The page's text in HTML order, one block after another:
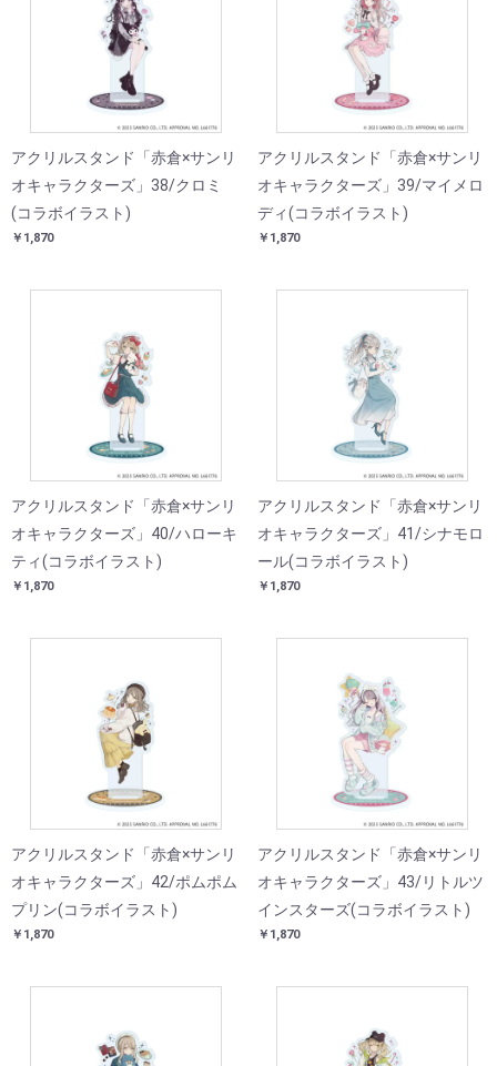
アクリルスタンド「赤倉×サンリ
オキャラクターズ」38/クロミ
(コラボイラスト)
￥1,870
アクリルスタンド「赤倉×サンリ
オキャラクターズ」39/マイメロ
ディ(コラボイラスト)
￥1,870
アクリルスタンド「赤倉×サンリ
オキャラクターズ」40/ハローキ
ティ(コラボイラスト)
￥1,870
アクリルスタンド「赤倉×サンリ
オキャラクターズ」41/シナモロ
ール(コラボイラスト)
￥1,870
アクリルスタンド「赤倉×サンリ
オキャラクターズ」42/ポムポム
プリン(コラボイラスト)
￥1,870
アクリルスタンド「赤倉×サンリ
オキャラクターズ」43/リトルツ
インスターズ(コラボイラスト)
￥1,870